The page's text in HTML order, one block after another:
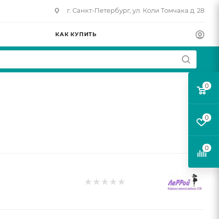
г. Санкт-Петербург, ул. Коли Томчака д. 28
КАК КУПИТЬ
0
0
0